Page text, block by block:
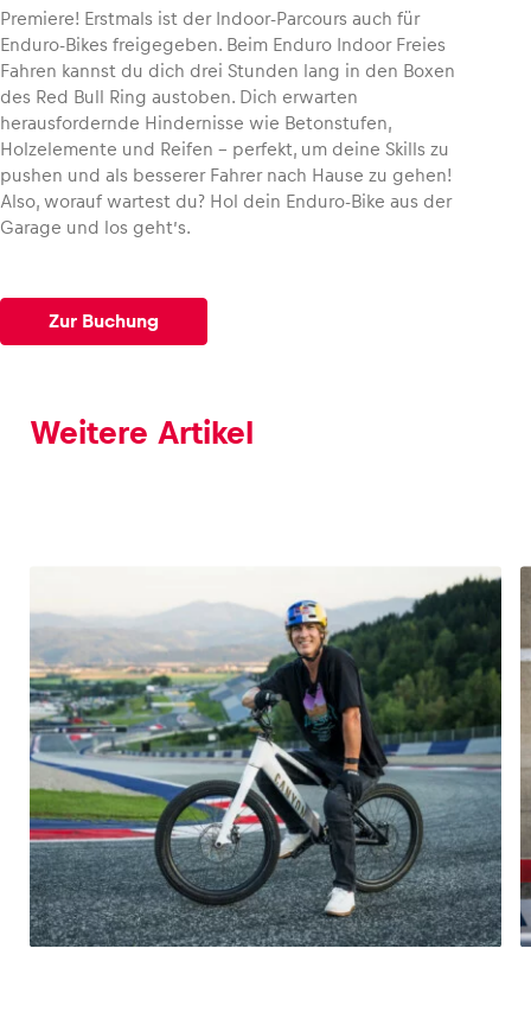
Premiere! Erstmals ist der Indoor-Parcours auch für
Enduro-Bikes freigegeben. Beim Enduro Indoor Freies
Fahren kannst du dich drei Stunden lang in den Boxen
des Red Bull Ring austoben. Dich erwarten
herausfordernde Hindernisse wie Betonstufen,
Holzelemente und Reifen – perfekt, um deine Skills zu
pushen und als besserer Fahrer nach Hause zu gehen!
Also, worauf wartest du? Hol dein Enduro-Bike aus der
Garage und los geht’s.
Zur Buchung
Weitere Artikel